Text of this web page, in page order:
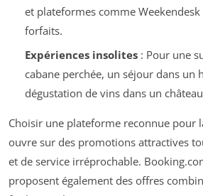
et plateformes comme
forfaits.
Expériences insolites: Pour une
cabane perchée, un séjour dans un
dégustation de vins dans un
Choisir une plateforme reconnue pour
ouvre sur des promotions attractives
et de service irréprochable.
proposent également des offres